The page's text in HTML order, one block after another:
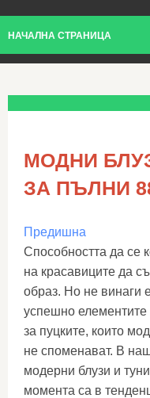
НАЧАЛНА СТРАНИЦА
МОДНИ
ЗА ПЪЛНИ
Предишна
Способността да се
на красавиците да
образ. Но не винаги
успешно елементите
за пуцките, които
не споменават. В
модерни блузи и
момента са в